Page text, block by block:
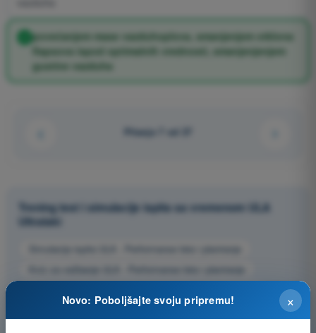
povećanjem mase vazduhoplova, smanjenjem otklona
flapsova ispod optimalnih vrednosti, smanjenjenjem
gustine vazduha
Pitanje 7 od 27
Trening test i simulacije ispita sa vremenom ULA
Ultralaki
Simulacija ispita ULA - Performanse leta i planiranje
Kviz za vežbanje ULA - Performanse leta i planiranje
×
Novo: Poboljšajte svoju pripremu!